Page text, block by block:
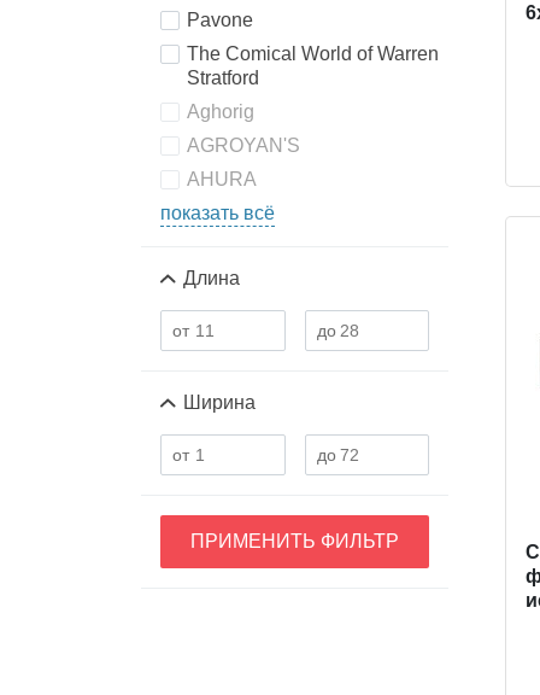
Pavone
The Comical World of Warren
Stratford
Aghorig
AGROYAN'S
AHURA
показать всё
Длина
Ширина
ПРИМЕНИТЬ ФИЛЬТР